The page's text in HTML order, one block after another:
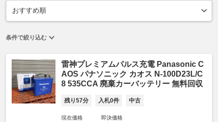
条件で絞り込む
雷神プレミアムパルス充電 Panasonic C
AOS パナソニック カオス N-100D23L/C
8 535CCA 廃棄カーバッテリー 無料回収
残り57分 入札0件 中古
現在価格 即決価格